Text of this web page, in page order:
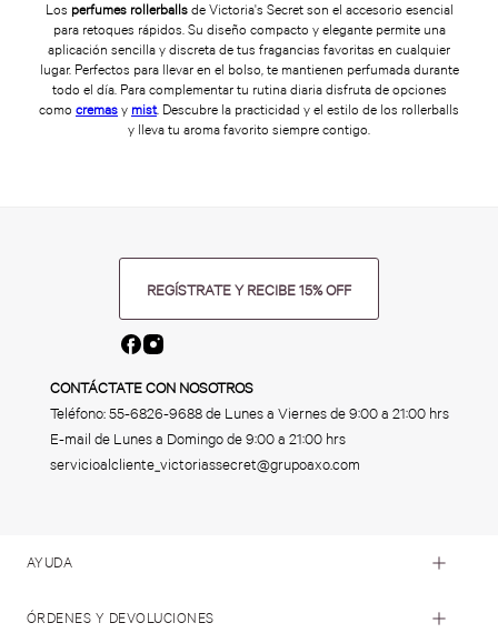
Los perfumes rollerballsde Victoria's Secret son el accesorio esencial
para retoques rápidos. Su diseño compacto y elegante permite una
aplicación sencilla y discreta de tus fragancias favoritas en cualquier
lugar. Perfectos para llevar en el bolso, te mantienen perfumada durante
todo el día. Para complementar tu rutina diaria disfruta de opciones
como cremas y mist. Descubre la practicidad y el estilo de los rollerballs
y lleva tu aroma favorito siempre contigo.
REGÍSTRATE Y RECIBE 15% OFF
CONTÁCTATE CON NOSOTROS
Teléfono:55-6826-9688de Lunes a Viernes de 9:00 a 21:00 hrs
E-mail de Lunes a Domingo de 9:00 a 21:00 hrs
servicioalcliente_victoriassecret@grupoaxo.com
AYUDA
ÓRDENES Y DEVOLUCIONES